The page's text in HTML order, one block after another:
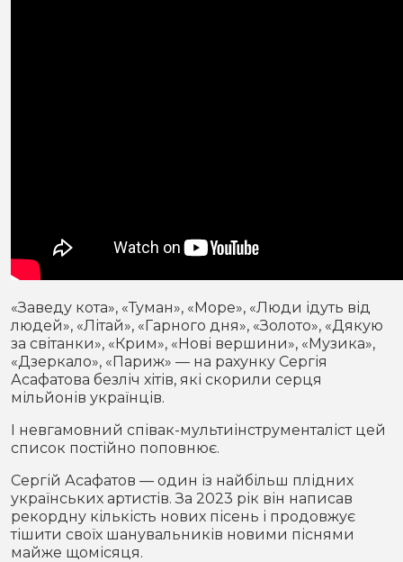
«Заведу кота», «Туман», «Море», «Люди ідуть від
людей», «Літай», «Гарного дня», «Золото», «Дякую
за світанки», «Крим», «Нові вершини», «Музика»,
«Дзеркало», «Париж» — на рахунку Сергія
Асафатова безліч хітів, які скорили серця
мільйонів українців.
І невгамовний співак-мультиінструменталіст цей
список постійно поповнює.
Сергій Асафатов — один із найбільш плідних
українських артистів. За 2023 рік він написав
рекордну кількість нових пісень і продовжує
тішити своїх шанувальників новими піснями
майже щомісяця.